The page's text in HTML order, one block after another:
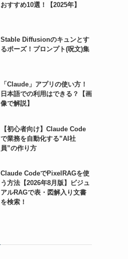
おすすめ10選！【2025年】
Stable Diffusionのキュンとす
るポーズ！プロンプト(呪文)集
「Claude」アプリの使い方！
日本語での利用はできる？【画
像で解説】
【初心者向け】Claude Code
で業務を自動化する”AI社
員”の作り方
Claude CodeでPixelRAGを使
う方法【2026年8月版】ビジュ
アルRAGで表・図解入り文書
を検索！